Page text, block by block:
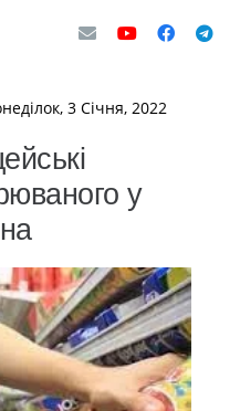
3 Січня, 2022
у